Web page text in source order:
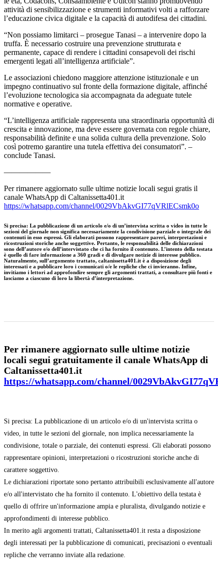
attività di sensibilizzazione e strumenti informativi volti a rafforzare
l’educazione civica digitale e la capacità di autodifesa dei cittadini.
“Non possiamo limitarci – prosegue Tanasi – a intervenire dopo la
truffa. È necessario costruire una prevenzione strutturata e
permanente, capace di rendere i cittadini consapevoli dei rischi
emergenti legati all’intelligenza artificiale”.
Le associazioni chiedono maggiore attenzione istituzionale e un
impegno continuativo sul fronte della formazione digitale, affinché
l’evoluzione tecnologica sia accompagnata da adeguate tutele
normative e operative.
“L’intelligenza artificiale rappresenta una straordinaria opportunità di
crescita e innovazione, ma deve essere governata con regole chiare,
responsabilità definite e una solida cultura della prevenzione. Solo
così potremo garantire una tutela effettiva dei consumatori”. –
conclude Tanasi.
——————
Per rimanere aggiornato sulle ultime notizie locali segui gratis il
canale WhatsApp di Caltanissetta401.it
https://whatsapp.com/channel/0029VbAkvGI77qVRlECsmk0o
Si precisa: La pubblicazione di un articolo e/o di un’intervista scritta o video in tutte le
sezioni del giornale non significa necessariamente la condivisione parziale o integrale dei
contenuti in esso espressi. Gli elaborati possono rappresentare pareri, interpretazioni e
ricostruzioni storiche anche soggettive. Pertanto, le responsabilità delle dichiarazioni
sono dell’autore e/o dell’intervistato che ci ha fornito il contenuto. L’intento della testata
è quello di fare informazione a 360 gradi e di divulgare notizie di interesse pubblico.
Naturalmente, sull’argomento trattato, caltanissetta401.it è a disposizione degli
interessati e a pubblicare loro i comunicati o/e le repliche che ci invieranno. Infine,
invitiamo i lettori ad approfondire sempre gli argomenti trattati, a consultare più fonti e
lasciamo a ciascuno di loro la libertà d’interpretazione.
Per rimanere aggiornato sulle ultime notizie
locali segui gratuitamente il canale WhatsApp di
Caltanissetta401.it
https://whatsapp.com/channel/
Si precisa: La pubblicazione di un articolo e/o di un'intervista scritta o
video, in tutte le sezioni del giornale, non implica necessariamente la
condivisione, totale o parziale, dei contenuti espressi. Gli elaborati possono
rappresentare opinioni, interpretazioni o ricostruzioni storiche anche di
carattere soggettivo.
Le dichiarazioni riportate sono pertanto attribuibili esclusivamente all'autore
e/o all'intervistato che ha fornito il contenuto. L'obiettivo della testata è
quello di offrire un'informazione ampia e pluralista, divulgando notizie e
approfondimenti di interesse pubblico.
In merito agli argomenti trattati, Caltanissetta401.it resta a disposizione
degli interessati per la pubblicazione di comunicati, precisazioni o eventuali
repliche che verranno inviate alla redazione.